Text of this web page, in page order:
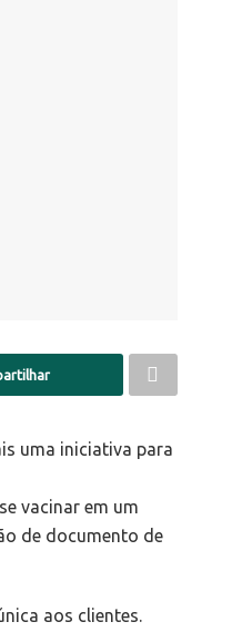
uma iniciativa para
vacinar em um
de documento de
aos clientes.